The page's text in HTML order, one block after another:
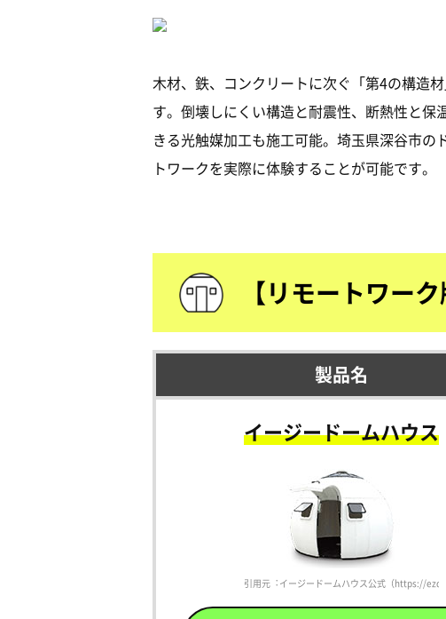
木材、鉄、コンクリートに次ぐ「第4の構造
す。倒壊しにくい構造と耐震性、断熱性と
きる光触媒加工も施工可能。埼玉県深谷市
トワークを実際に体験することが可能です。
【リモートワー
製品名
イージードームハウス
引用元︓イージードームハウス公式（https://